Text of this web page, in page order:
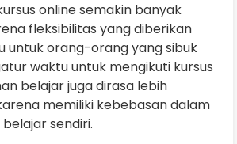
online semakin banyak
fleksibilitas yang diberikan
untuk orang-orang yang sibuk
waktu untuk mengikuti kursus
belajar juga dirasa lebih
memiliki kebebasan dalam
sendiri.